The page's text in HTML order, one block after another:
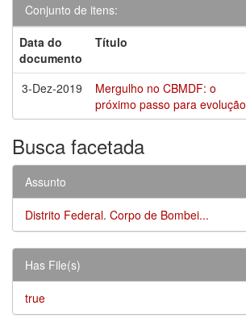
Conjunto de itens:
Data do
documento
Título
3-Dez-2019
Mergulho no CBMDF: o
próximo passo para evolução
Busca facetada
Assunto
Distrito Federal. Corpo de Bombei...
Has File(s)
true